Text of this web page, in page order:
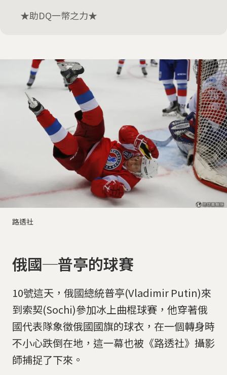
★助DQ一幣之力★
路透社
俄國─普亭的球賽
10號這天，俄國總統普亭(Vladimir Putin)來
到索契(Sochi)參加冰上曲棍球賽，他穿著俄
國代表隊象徵俄國國旗的球衣，在一個轉身時
不小心跌倒在地，這一幕也被《路透社》攝影
師捕捉了下來。